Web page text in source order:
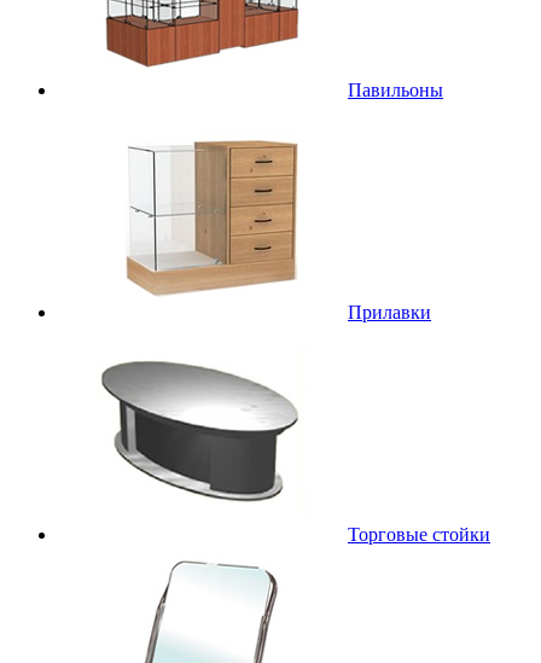
Павильоны
Прилавки
Торговые стойки